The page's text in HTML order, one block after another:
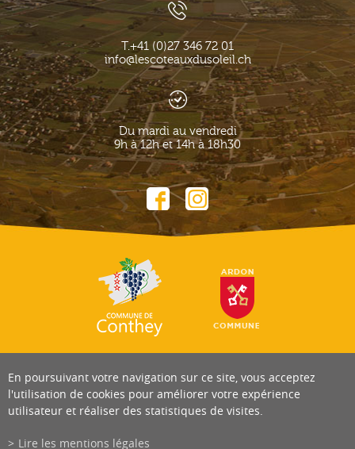
T.+41 (0)27 346 72 01
info@lescoteauxdusoleil.ch
Du mardi au vendredi
9h à 12h et 14h à 18h30
En poursuivant votre navigation sur ce site, vous acceptez
l'utilisation de cookies pour améliorer votre expérience
utilisateur et réaliser des statistiques de visites.
Lire les mentions légales